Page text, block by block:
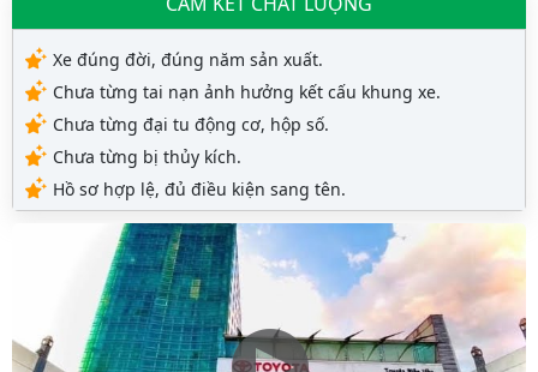
Xe đúng đời, đúng năm sản xuất.
Chưa từng tai nạn ảnh hưởng kết cấu khung xe.
Chưa từng đại tu động cơ, hộp số.
Chưa từng bị thủy kích.
Hồ sơ hợp lệ, đủ điều kiện sang tên.